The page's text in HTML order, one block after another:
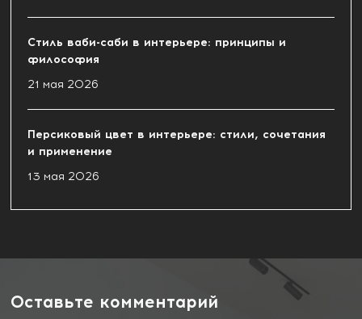
Стиль ваби-саби в интерьере: принципы и
философия
21 мая 2026
Персиковый цвет в интерьере: стили, сочетания
и применение
13 мая 2026
Оставьте комментарий